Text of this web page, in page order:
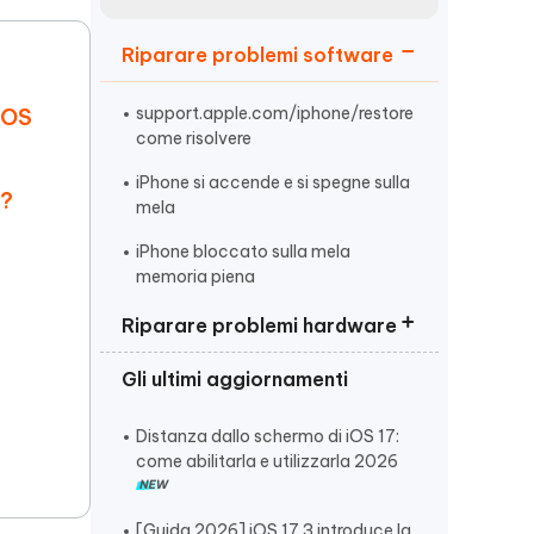
Altri Consigli Utili
Altri Consigli Utili
Iniziare
Riparare problemi software
support.apple.com/iphone/restore
come risolvere
iPhone si accende e si spegne sulla
mela
iPhone bloccato sulla mela
memoria piena
Riparare problemi hardware
iPhone non si sente audio chiamata
iPhone non si accende sotto carica
iPhone schermo bloccato
Gli ultimi aggiornamenti
Distanza dallo schermo di iOS 17:
come abilitarla e utilizzarla 2026